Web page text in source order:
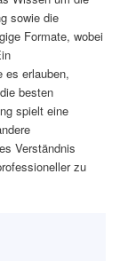
sowie die
Formate, wobei
es erlauben,
besten
spielt eine
Verständnis
zu